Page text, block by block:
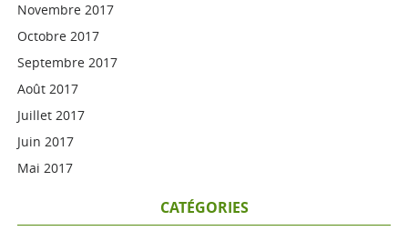
Novembre 2017
Octobre 2017
Septembre 2017
Août 2017
Juillet 2017
Juin 2017
Mai 2017
CATÉGORIES